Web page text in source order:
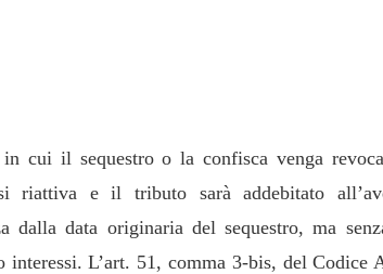
cui il sequestro o la confisca venga
riattiva e il tributo sarà addebitato
dalla data originaria del sequestro, ma
interessi. L’art. 51, comma 3-bis, del Codice